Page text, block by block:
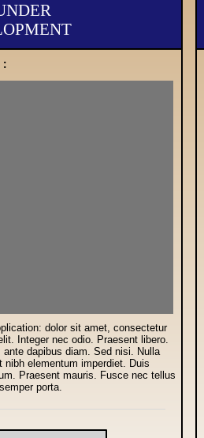
:
dolor sit amet, consectetur
Integer nec odio. Praesent libero.
ante dapibus diam. Sed nisi. Nulla
nibh elementum imperdiet. Duis
Praesent mauris. Fusce nec tellus
porta.